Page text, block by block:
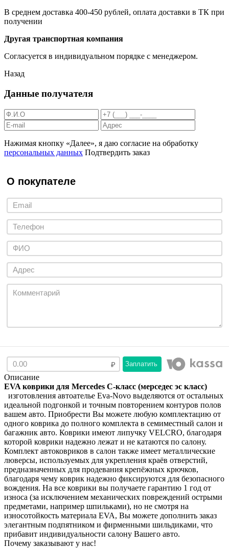
В среднем доставка 400-450 рублей, оплата доставки в ТК при
получении
Другая транспортная компания
Согласуется в индивидуальном порядке с менеджером.
Назад
Данные получателя
Нажимая кнопку «Далее», я даю согласие на обработку
персональных данных Подтвердить заказ
О покупателе
Заплатить
Описание
EVA коврики для Mercedes С-класс (мерcедес эс класс)
изготовления автоателье Eva-Novo выделяются от остальных
идеальной подгонкой и точным повторением контуров полов
вашем авто. Приобрести Вы можете любую комплектацию от
одного коврика до полного комплекта в семиместный салон и
багажник авто. Коврики имеют липучку VELCRO, благодаря
которой коврики надежно лежат и не катаются по салону.
Комплект автоковриков в салон также имеет металлические
люверсы, используемых для укрепления краёв отверстий,
предназначенных для продевания крепёжных крючков,
благодаря чему коврик надежно фиксируются для безопасного
вождения. На все коврики вы получаете гарантию 1 год от
износа (за исключением механических повреждений острыми
предметами, например шпильками), но не смотря на
износотойкость материала EVA, Вы можете дополнить заказ
элегантным подпятником и фирменными шильдиками, что
прибавит индивидуальности салону Вашего авто.
Почему заказывают у нас!